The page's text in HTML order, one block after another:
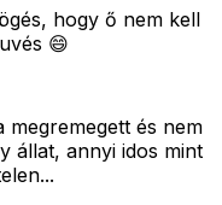
hogy ő nem kell
😄
megremegett és nem
állat, annyi idos mint